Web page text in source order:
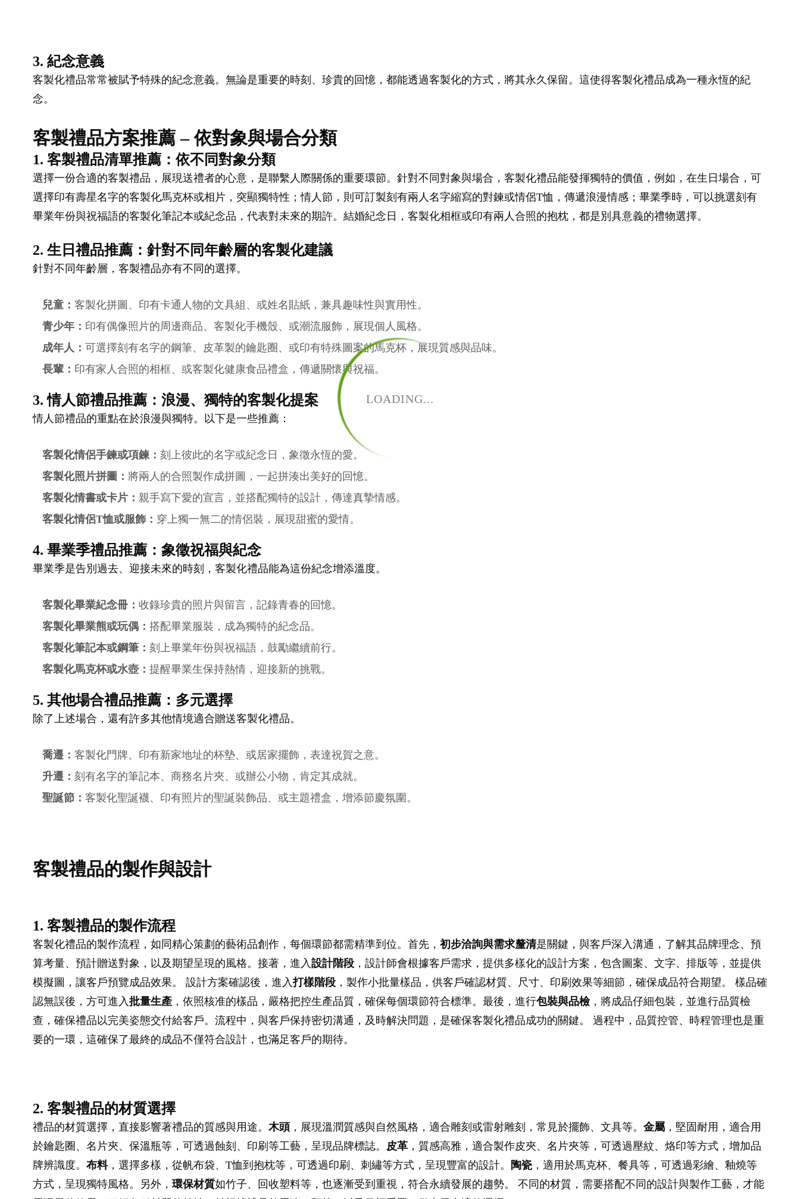
LOADING...
3. 紀念意義
客製化禮品常常被賦予特殊的紀念意義。無論是重要的時刻、珍貴的回憶，都能透過客製化的方式，將其永久保留。這使得客製化禮品成為一種永恆的紀
念。
客製禮品方案推薦 – 依對象與場合分類
1. 客製禮品清單推薦：依不同對象分類
選擇一份合適的客製禮品，展現送禮者的心意，是聯繫人際關係的重要環節。針對不同對象與場合，客製化禮品能發揮獨特的價值，例如，在生日場合，可
選擇印有壽星名字的客製化馬克杯或相片，突顯獨特性；情人節，則可訂製刻有兩人名字縮寫的對鍊或情侶T恤，傳遞浪漫情感；畢業季時，可以挑選刻有
畢業年份與祝福語的客製化筆記本或紀念品，代表對未來的期許。結婚紀念日，客製化相框或印有兩人合照的抱枕，都是別具意義的禮物選擇。
2. 生日禮品推薦：針對不同年齡層的客製化建議
針對不同年齡層，客製禮品亦有不同的選擇。
兒童： 客製化拼圖、印有卡通人物的文具組、或姓名貼紙，兼具趣味性與實用性。
青少年： 印有偶像照片的周邊商品、客製化手機殼、或潮流服飾，展現個人風格。
成年人： 可選擇刻有名字的鋼筆、皮革製的鑰匙圈、或印有特殊圖案的馬克杯，展現質感與品味。
長輩： 印有家人合照的相框、或客製化健康食品禮盒，傳遞關懷與祝福。
3. 情人節禮品推薦：浪漫、獨特的客製化提案
情人節禮品的重點在於浪漫與獨特。以下是一些推薦：
客製化情侶手鍊或項鍊： 刻上彼此的名字或紀念日，象徵永恆的愛。
客製化照片拼圖： 將兩人的合照製作成拼圖，一起拼湊出美好的回憶。
客製化情書或卡片： 親手寫下愛的宣言，並搭配獨特的設計，傳達真摯情感。
客製化情侶T恤或服飾： 穿上獨一無二的情侶裝，展現甜蜜的愛情。
4. 畢業季禮品推薦：象徵祝福與紀念
畢業季是告別過去、迎接未來的時刻，客製化禮品能為這份紀念增添溫度。
客製化畢業紀念冊： 收錄珍貴的照片與留言，記錄青春的回憶。
客製化畢業熊或玩偶： 搭配畢業服裝，成為獨特的紀念品。
客製化筆記本或鋼筆： 刻上畢業年份與祝福語，鼓勵繼續前行。
客製化馬克杯或水壺： 提醒畢業生保持熱情，迎接新的挑戰。
5. 其他場合禮品推薦：多元選擇
除了上述場合，還有許多其他情境適合贈送客製化禮品。
喬遷： 客製化門牌、印有新家地址的杯墊、或居家擺飾，表達祝賀之意。
升遷： 刻有名字的筆記本、商務名片夾、或辦公小物，肯定其成就。
聖誕節： 客製化聖誕襪、印有照片的聖誕裝飾品、或主題禮盒，增添節慶氛圍。
客製禮品的製作與設計
1. 客製禮品的製作流程
客製化禮品的製作流程，如同精心策劃的藝術品創作，每個環節都需精準到位。首先， 初步洽詢與需求釐清是關鍵，與客戶深入溝通，了解其品牌理念、預
算考量、預計贈送對象，以及期望呈現的風格。接著，進入設計階段 ，設計師會根據客戶需求，提供多樣化的設計方案，包含圖案、文字、排版等，並提供
模擬圖，讓客戶預覽成品效果。 設計方案確認後，進入打樣階段 ，製作小批量樣品，供客戶確認材質、尺寸、印刷效果等細節，確保成品符合期望。 樣品確
認無誤後，方可進入批量生產 ，依照核准的樣品，嚴格把控生產品質，確保每個環節符合標準。最後，進行包裝與品檢，將成品仔細包裝，並進行品質檢
查，確保禮品以完美姿態交付給客戶。流程中，與客戶保持密切溝通，及時解決問題，是確保客製化禮品成功的關鍵。 過程中，品質控管、時程管理也是重
要的一環，這確保了最終的成品不僅符合設計，也滿足客戶的期待。
2. 客製禮品的材質選擇
禮品的材質選擇，直接影響著禮品的質感與用途。 木頭 ，展現溫潤質感與自然風格，適合雕刻或雷射雕刻，常見於擺飾、文具等。 金屬 ，堅固耐用，適合用
於鑰匙圈、名片夾、保溫瓶等，可透過蝕刻、印刷等工藝，呈現品牌標誌。 皮革 ，質感高雅，適合製作皮夾、名片夾等，可透過壓紋、烙印等方式，增加品
牌辨識度。 布料，選擇多樣，從帆布袋、T恤到抱枕等，可透過印刷、刺繡等方式，呈現豐富的設計。 陶瓷 ，適用於馬克杯、餐具等，可透過彩繪、釉燒等
方式，呈現獨特風格。另外， 環保材質如竹子、回收塑料等，也逐漸受到重視，符合永續發展的趨勢。 不同的材質，需要搭配不同的設計與製作工藝，才能